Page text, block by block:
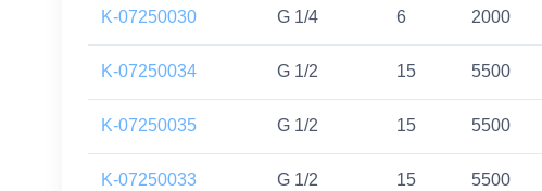
K-07250030 G 1/4 6 2000
K-07250034 G 1/2 15 5500
K-07250035 G 1/2 15 5500
K-07250033 G 1/2 15 5500